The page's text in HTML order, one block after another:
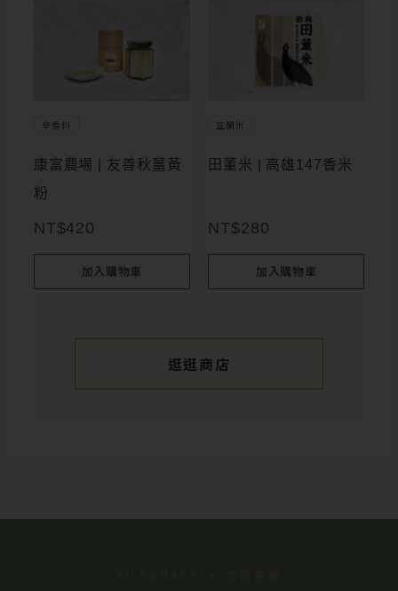
選
項
辛香料
康富農場 | 友善秋薑黃
粉
NT$420
加入購物車
宜蘭米
田董米 | 高雄147香米
NT$280
加入購物車
逛逛商店